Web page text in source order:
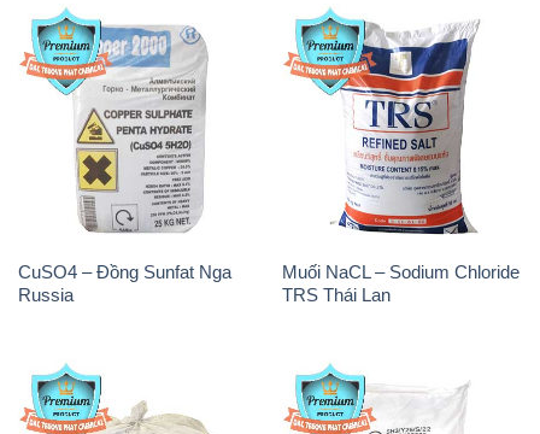
CuSO4 – Đồng Sunfat Nga
Russia
Muối NaCL – Sodium Chloride
TRS Thái Lan